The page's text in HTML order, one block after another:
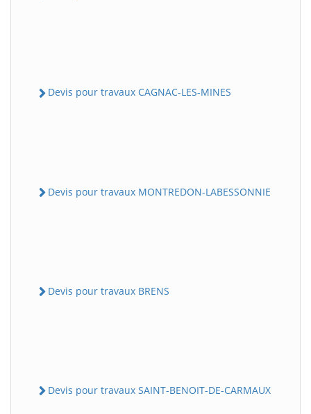
Devis pour travaux CAGNAC-LES-MINES
Devis pour travaux MONTREDON-LABESSONNIE
Devis pour travaux BRENS
Devis pour travaux SAINT-BENOIT-DE-CARMAUX